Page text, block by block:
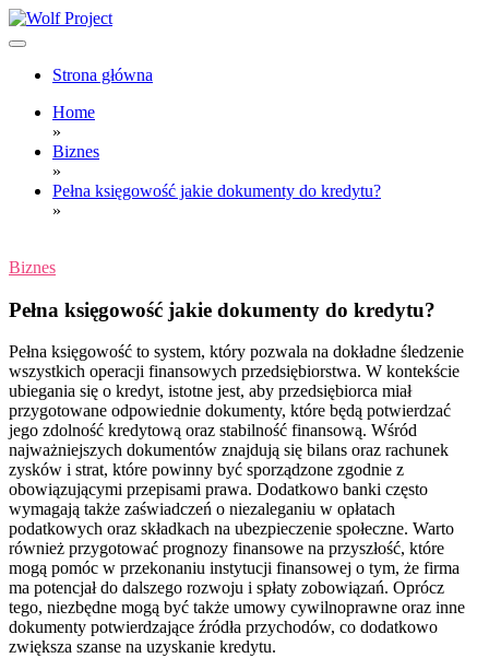
Skip
to
Wolf Project
Strona główna
Home
»
Biznes
»
Pełna księgowość jakie dokumenty do kredytu?
»
Biznes
Pełna księgowość jakie dokumenty do kredytu?
Pełna księgowość to system, który pozwala na dokładne śledzenie
wszystkich operacji finansowych przedsiębiorstwa. W kontekście
ubiegania się o kredyt, istotne jest, aby przedsiębiorca miał
przygotowane odpowiednie dokumenty, które będą potwierdzać
jego zdolność kredytową oraz stabilność finansową. Wśród
najważniejszych dokumentów znajdują się bilans oraz rachunek
zysków i strat, które powinny być sporządzone zgodnie z
obowiązującymi przepisami prawa. Dodatkowo banki często
wymagają także zaświadczeń o niezaleganiu w opłatach
podatkowych oraz składkach na ubezpieczenie społeczne. Warto
również przygotować prognozy finansowe na przyszłość, które
mogą pomóc w przekonaniu instytucji finansowej o tym, że firma
ma potencjał do dalszego rozwoju i spłaty zobowiązań. Oprócz
tego, niezbędne mogą być także umowy cywilnoprawne oraz inne
dokumenty potwierdzające źródła przychodów, co dodatkowo
zwiększa szanse na uzyskanie kredytu.